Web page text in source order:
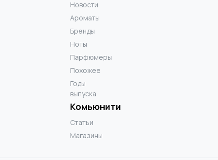
Новости
Ароматы
Бренды
Ноты
Парфюмеры
Похожее
Годы
выпуска
Комьюнити
Статьи
Магазины